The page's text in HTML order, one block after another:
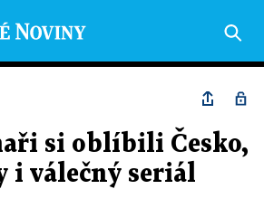
si oblíbili Česko,
i válečný seriál